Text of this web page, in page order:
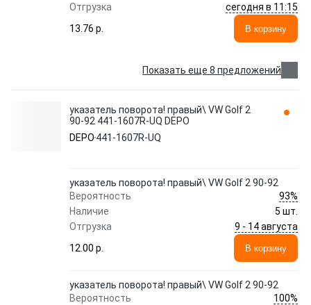
Отгрузка
сегодня в 11:15
13.76 p.
В корзину
Показать еще 8 предложений
указатель поворота! правый\ VW Golf 2
90-92 441-1607R-UQ DEPO
DEPO 441-1607R-UQ
указатель поворота! правый\ VW Golf 2 90-92
Вероятность
93%
Наличие
5 шт.
Отгрузка
9 - 14 августа
12.00 p.
В корзину
указатель поворота! правый\ VW Golf 2 90-92
Вероятность
100%